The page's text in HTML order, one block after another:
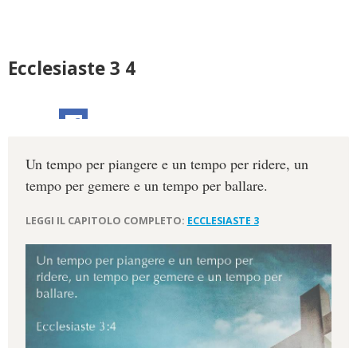
Ecclesiaste 3 4
Un tempo per piangere e un tempo per ridere, un
tempo per gemere e un tempo per ballare.
LEGGI IL CAPITOLO COMPLETO: ECCLESIASTE 3